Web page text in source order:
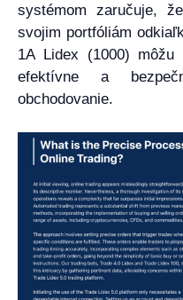
systémom zaručuje,
svojim portfóliám
1A Lidex (1000) môžu
efektívne a
obchodovanie.